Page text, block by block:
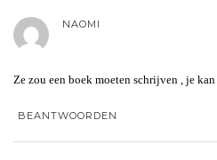
NAOMI
Ze zou een boek moeten schrijven , je
BEANTWOORDEN